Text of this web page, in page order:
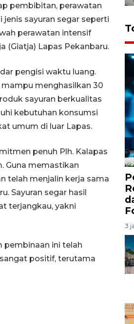
pembibitan, perawatan
jenis sayuran segar seperti
perawatan intensif
(Giatja) Lapas Pekanbaru.
pengisi waktu luang.
menghasilkan 30
sayuran berkualitas
kebutuhan konsumsi
umum di luar Lapas.
penuh Plh. Kalapas
Guna memastikan
telah menjalin kerja sama
Sayuran segar hasil
terjangkau, yakni
pembinaan ini telah
positif, terutama
3